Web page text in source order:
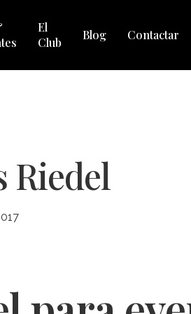
El
Club
Blog Contactar
Riedel